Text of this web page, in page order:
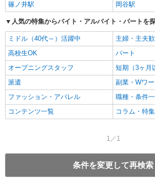
篠ノ井駅
岡谷駅
人気の特集からバイト・アルバイト・パートを
ミドル（40代～）活躍中
主婦・主夫
高校生OK
パート
オープニングスタッフ
短期（3ヶ月
派遣
副業・Wワ
ファッション・アパレル
職種・条件
コンテンツ一覧
コラム・特
1／1
条件を変更して再検索